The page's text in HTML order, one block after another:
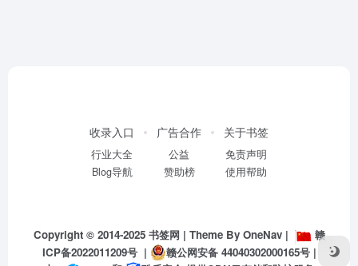
收录入口
行业大全
Blog导航
广告合作
公益
赞助榜
关于书签
免责声明
使用帮助
Copyright © 2014-2025 书签网 | Theme By OneNav|
赣
ICP备2022011209号| 赣公网安备 44040302000165号|